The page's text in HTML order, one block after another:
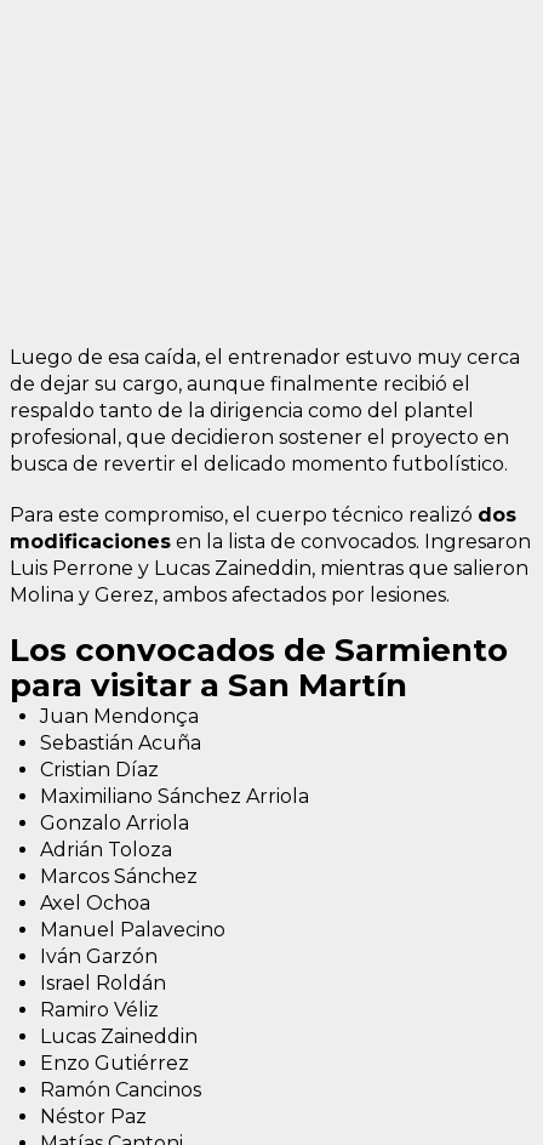
Luego de esa caída, el entrenador estuvo muy cerca
de dejar su cargo, aunque finalmente recibió el
respaldo tanto de la dirigencia como del plantel
profesional, que decidieron sostener el proyecto en
busca de revertir el delicado momento futbolístico.
Para este compromiso, el cuerpo técnico realizó dos
modificaciones en la lista de convocados. Ingresaron
Luis Perrone y Lucas Zaineddin, mientras que salieron
Molina y Gerez, ambos afectados por lesiones.
Los convocados de Sarmiento
para visitar a San Martín
Juan Mendonça
Sebastián Acuña
Cristian Díaz
Maximiliano Sánchez Arriola
Gonzalo Arriola
Adrián Toloza
Marcos Sánchez
Axel Ochoa
Manuel Palavecino
Iván Garzón
Israel Roldán
Ramiro Véliz
Lucas Zaineddin
Enzo Gutiérrez
Ramón Cancinos
Néstor Paz